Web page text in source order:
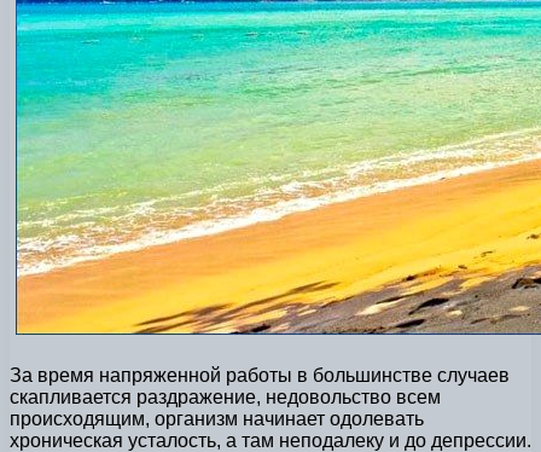
За время напряженной работы в большинстве случаев
скапливается раздражение, недовольство всем
происходящим, организм начинает одолевать
хроническая усталость, а там неподалеку и до депрессии.